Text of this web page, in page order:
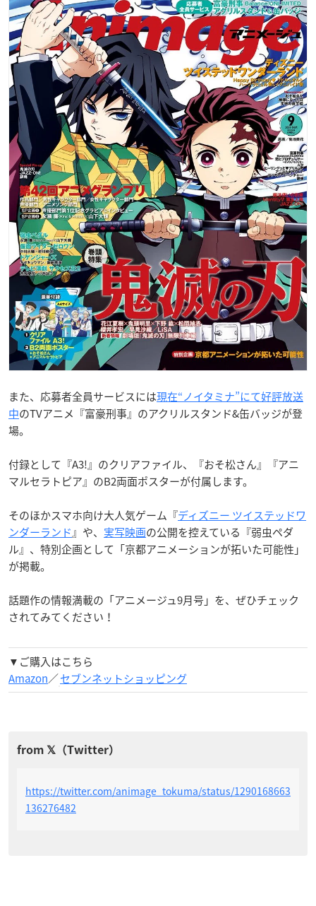
また、応募者全員サービスには現在“ノイタミナ”にて好評放送
中のTVアニメ『富豪刑事』のアクリルスタンド&缶バッジが登
場。
付録として『A3!』のクリアファイル、『おそ松さん』『アニ
マルセラトピア』のB2両面ポスターが付属します。
そのほかスマホ向け大人気ゲーム『ディズニー ツイステッドワ
ンダーランド』や、 実写映画の公開を控えている『弱虫ペダ
ル』、特別企画として「京都アニメーションが拓いた可能性」
が掲載。
話題作の情報満載の「アニメージュ9月号」を、ぜひチェック
されてみてください！
▼ご購入はこちら
Amazon／セブンネットショッピング
https://twitter.com/animage_tokuma/status/1290168663
136276482